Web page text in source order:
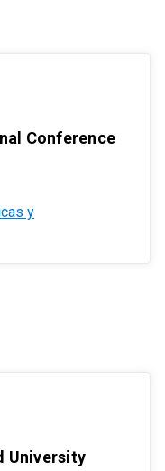
Conference
y
University